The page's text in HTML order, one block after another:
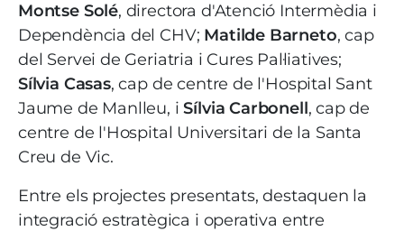
Montse Solé, directora d'Atenció Intermèdia i
Dependència del CHV; Matilde Barneto, cap
del Servei de Geriatria i Cures Pal·liatives;
Sílvia Casas, cap de centre de l'Hospital Sant
Jaume de Manlleu, iSílvia Carbonell, cap de
centre de l'Hospital Universitari de la Santa
Creu de Vic.
Entre els projectes presentats, destaquen la
integració estratègica i operativa entre